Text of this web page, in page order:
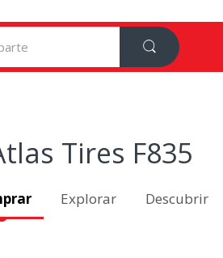
Tires F835
Explorar Descubrir